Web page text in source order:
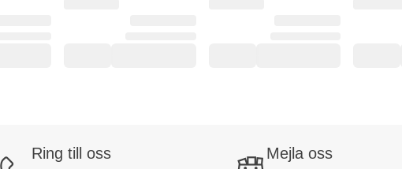
Ring till oss Mejla oss